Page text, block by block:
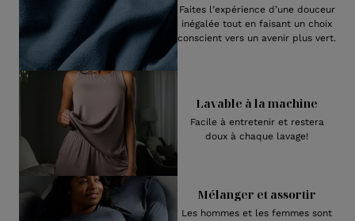
Faites l’expérience d’une douceur
inégalée tout en faisant un choix
conscient vers un avenir plus vert.
Lavable à la machine
Facile à entretenir et restera
doux à chaque lavage!
Mélanger et assortir
Les hommes et les femmes sont